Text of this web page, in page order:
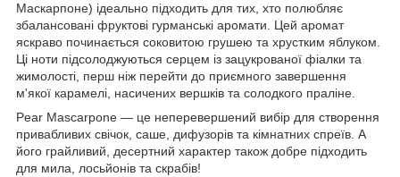
Маскарпоне) ідеально підходить для тих, хто полюбляє
збалансовані фруктові гурманські аромати. Цей аромат
яскраво починається соковитою грушею та хрустким яблуком.
Ці ноти підсолоджуються серцем із зацукрованої фіалки та
жимолості, перш ніж перейти до приємного завершення
м'якої карамелі, насичених вершків та солодкого праліне.
Pear Mascarpone — це неперевершений вибір для створення
привабливих свічок, саше, дифузорів та кімнатних спреїв. А
його грайливий, десертний характер також добре підходить
для мила, лосьйонів та скрабів!